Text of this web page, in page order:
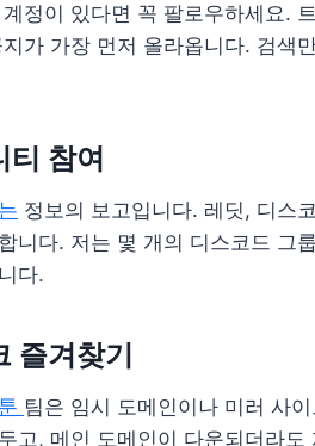
정이 있다면 꼭 팔로우하세요.
가 가장 먼저 올라옵니다. 검색
티 참여
정보의 보고입니다. 레딧, 디스
니다. 저는 몇 개의 디스코드 그
다.
즐겨찾기
팀은 임시 도메인이나 미러 사
고, 메인 도메인이 다운되더라